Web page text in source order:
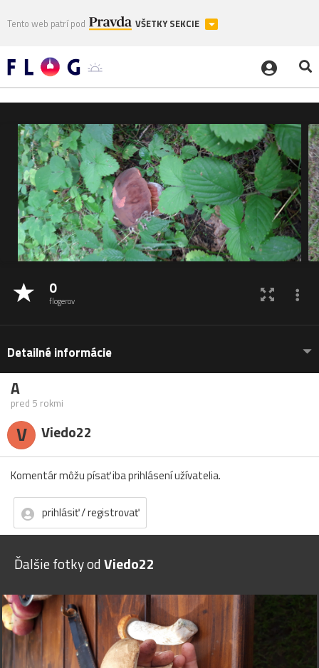
Tento web patrí pod VŠETKY SEKCIE
0
flogerov
Detailné informácie
A
pred 5 rokmi
V Viedo22
Komentár môžu písať iba prihlásení užívatelia.
prihlásiť / registrovať
Ďalšie fotky odViedo22